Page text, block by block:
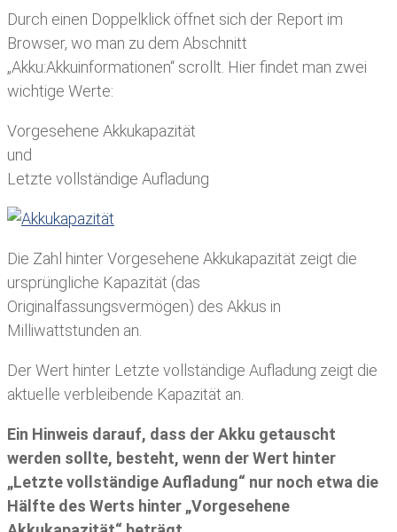
Durch einen Doppelklick öffnet sich der Report im
Browser, wo man zu dem Abschnitt
„Akku:Akkuinformationen“ scrollt. Hier findet man zwei
wichtige Werte:
Vorgesehene Akkukapazität
und
Letzte vollständige Aufladung
Die Zahl hinter Vorgesehene Akkukapazität zeigt die
ursprüngliche Kapazität (das
Originalfassungsvermögen) des Akkus in
Milliwattstunden an.
Der Wert hinter Letzte vollständige Aufladung zeigt die
aktuelle verbleibende Kapazität an.
Ein Hinweis darauf, dass der Akku getauscht
werden sollte, besteht, wenn der Wert hinter
„Letzte vollständige Aufladung“ nur noch etwa die
Hälfte des Werts hinter „Vorgesehene